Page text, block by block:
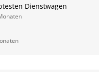
Dienstwagen